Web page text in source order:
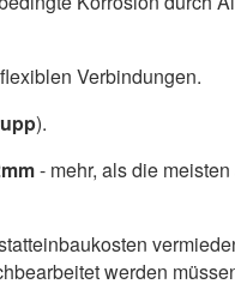
Verbindungen.
).
- mehr, als die
werden